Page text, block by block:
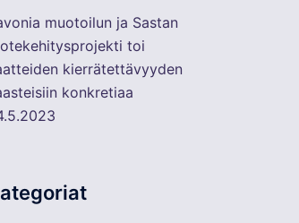
muotoilun ja Sastan
toi
kierrätettävyyden
konkretiaa